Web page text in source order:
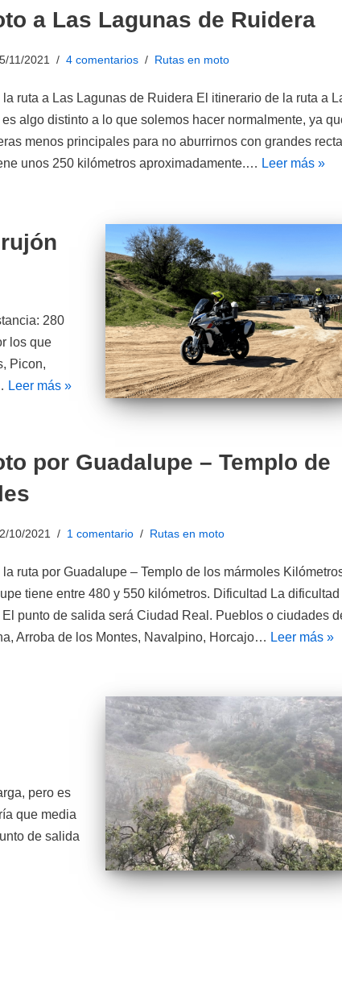
a Las Lagunas de Ruidera
11/2021 4 comentarios Rutas en moto
ruta a Las Lagunas de Ruidera El itinerario de la ruta a
algo distinto a lo que solemos hacer normalmente, ya
menos principales para no aburrirnos con grandes
unos 250 kilómetros aproximadamente.… Leer más »
280
los que
Picon,
Leer más »
por Guadalupe – Templo de
10/2021 1 comentario Rutas en moto
ruta por Guadalupe – Templo de los mármoles
tiene entre 480 y 550 kilómetros. Dificultad La dificultad
punto de salida será Ciudad Real. Pueblos o ciudades
Arroba de los Montes, Navalpino, Horcajo… Leer más »
pero es
que media
de salida